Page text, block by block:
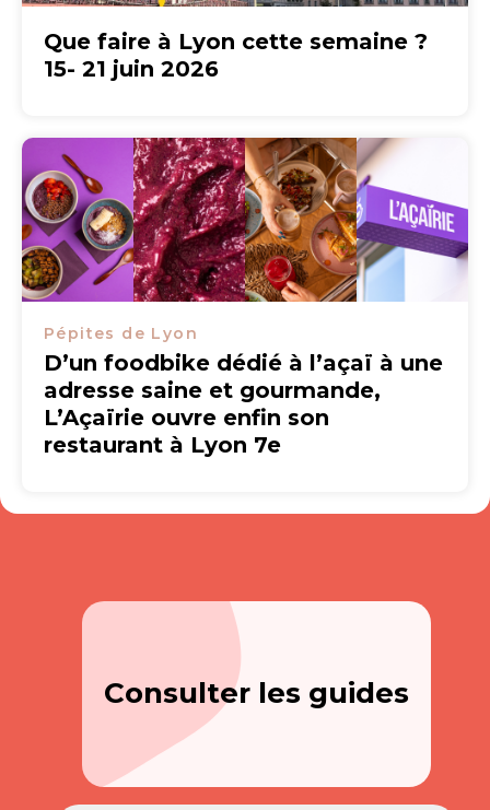
Que faire à Lyon cette semaine ?
15- 21 juin 2026
Pépites de Lyon
D’un foodbike dédié à l’açaï à une
adresse saine et gourmande,
L’Açaïrie ouvre enfin son
restaurant à Lyon 7e
Consulter les guides